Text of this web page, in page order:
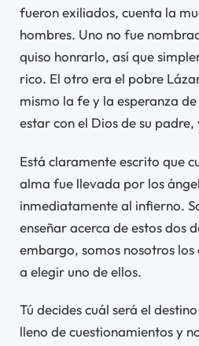
fueron exiliados, cuenta la
hombres. Uno no fue
quiso honrarlo, así que
rico. El otro era el pobre
mismo la fe y la esperanza
estar con el Dios de su
Está claramente escrito que
alma fue llevada por los
inmediatamente al infierno.
enseñar acerca de estos dos
embargo, somos nosotros los
a elegir uno de ellos.
Tú decides cuál será el
lleno de cuestionamientos y